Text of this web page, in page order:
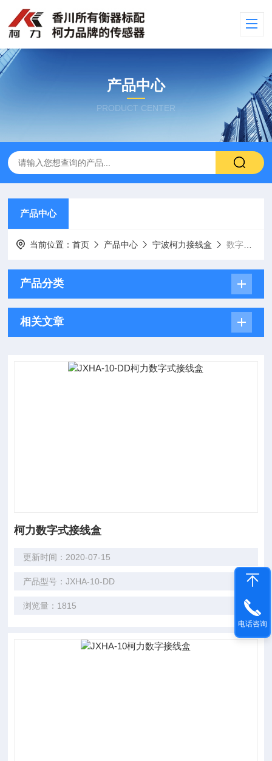
产品中心
PRODUCT CENTER
产品中心
当前位置：首页 产品中心 宁波柯力接线盒 数字接线盒
产品分类
相关文章
柯力数字式接线盒
更新时间：2020-07-15
产品型号：JXHA-10-DD
浏览量：1815
电话咨询